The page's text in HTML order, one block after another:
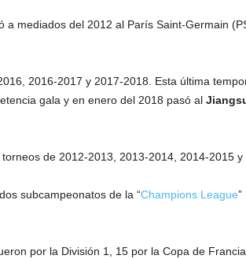
a mediados del 2012 al París Saint-Germain
2016-2017 y 2017-2018. Esta última
gala y en enero del 2018 pasó al
de 2012-2013, 2013-2014, 2014-2015 y
subcampeonatos de la “Champions League
por la División 1, 15 por la Copa de